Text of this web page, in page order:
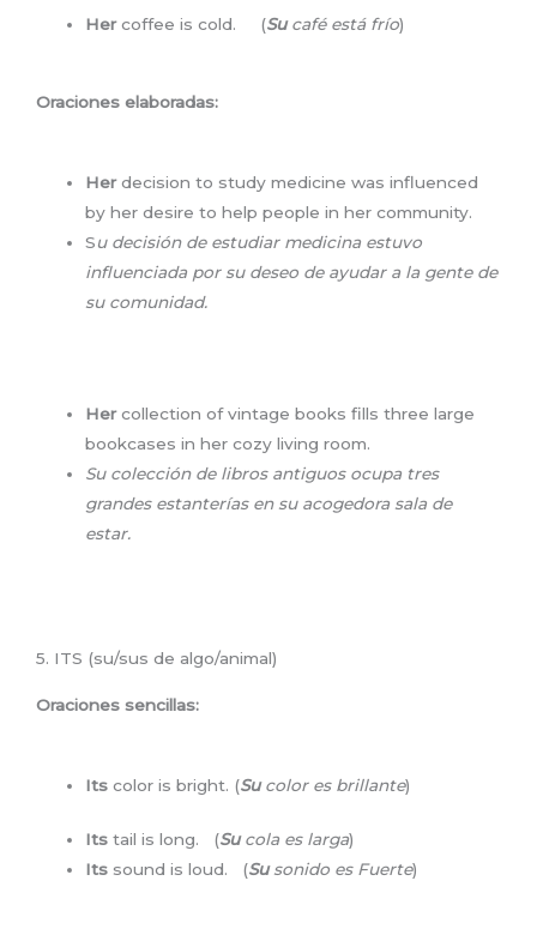
Hercoffee is cold. (Sucafé está frío)
Oraciones elaboradas:
Herdecision to study medicine was influenced
by her desire to help people in her community.
Su decisión de estudiar medicina estuvo
influenciada por su deseo de ayudar a la gente de
su comunidad.
Hercollection of vintage books fills three large
bookcases in her cozy living room.
Su colección de libros antiguos ocupa tres
grandes estanterías en su acogedora sala de
estar.
5. ITS (su/sus de algo/animal)
Oraciones sencillas:
Its color is bright. (Sucolor es brillante)
Its tail is long. (Sucola es larga)
Its sound is loud. (Susonido es Fuerte)